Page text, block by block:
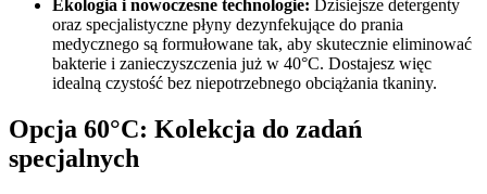
Ekologia i nowoczesne technologie: Dzisiejsze detergenty
oraz specjalistyczne płyny dezynfekujące do prania
medycznego są formułowane tak, aby skutecznie eliminować
bakterie i zanieczyszczenia już w 40°C. Dostajesz więc
idealną czystość bez niepotrzebnego obciążania tkaniny.
Opcja 60°C: Kolekcja do zadań
specjalnych